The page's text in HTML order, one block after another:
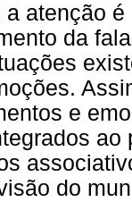
atenção
da
e
do